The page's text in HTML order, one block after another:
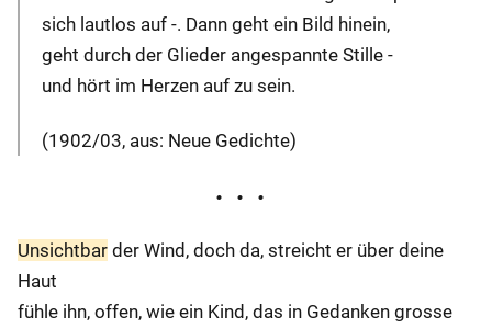
sich lautlos auf -. Dann geht ein Bild hinein,
geht durch der Glieder angespannte Stille -
und hört im Herzen auf zu sein.
(1902/03, aus: Neue Gedichte)
Unsichtbar der Wind, doch da, streicht er über deine
Haut
fühle ihn, offen, wie ein Kind, das in Gedanken grosse